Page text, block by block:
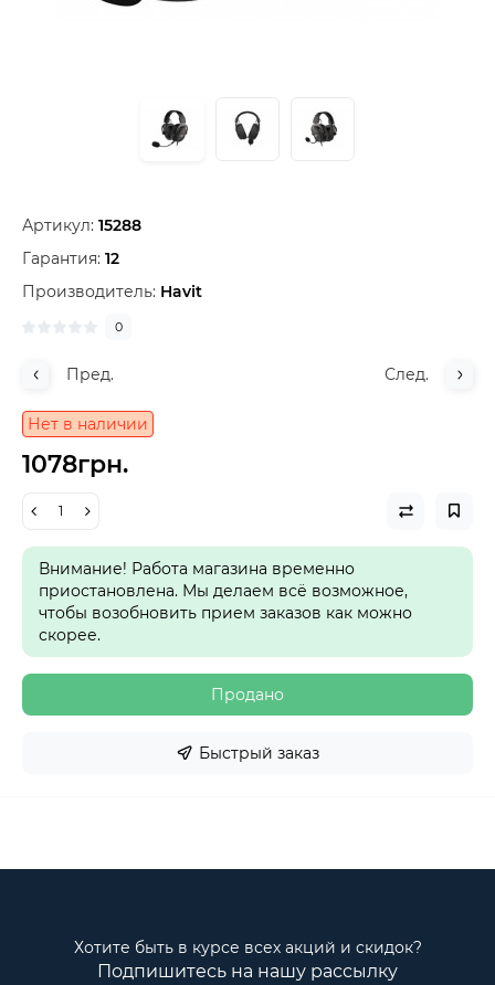
Артикул: 15288
Гарантия: 12
Производитель: Havit
0
Пред. След.
Нет в наличии
1078грн.
Внимание! Работа магазина временно
приостановлена. Мы делаем всё возможное,
чтобы возобновить прием заказов как можно
скорее.
Продано
Быстрый заказ
Хотите быть в курсе всех акций и скидок?
Подпишитесь на нашу рассылку